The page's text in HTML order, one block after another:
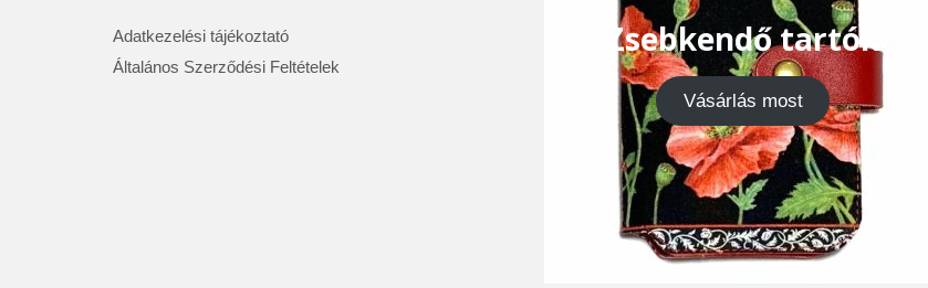
Adatkezelési tájékoztató
Általános Szerződési Feltételek
Zsebkendő tartók
Vásárlás most